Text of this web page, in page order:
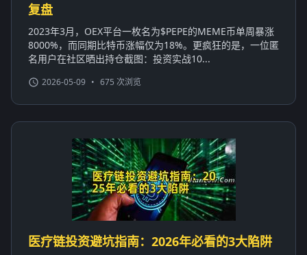
复盘
2023年3月，OEX平台一枚名为$PEPE的MEME币单周暴涨
8000%，而同期比特币涨幅仅为18%。更疯狂的是，一位匿
名用户在社区晒出持仓截图：投资实战10...
2026-05-09 • 675 次浏览
医疗链投资避坑指南：2026年必看的3大陷阱